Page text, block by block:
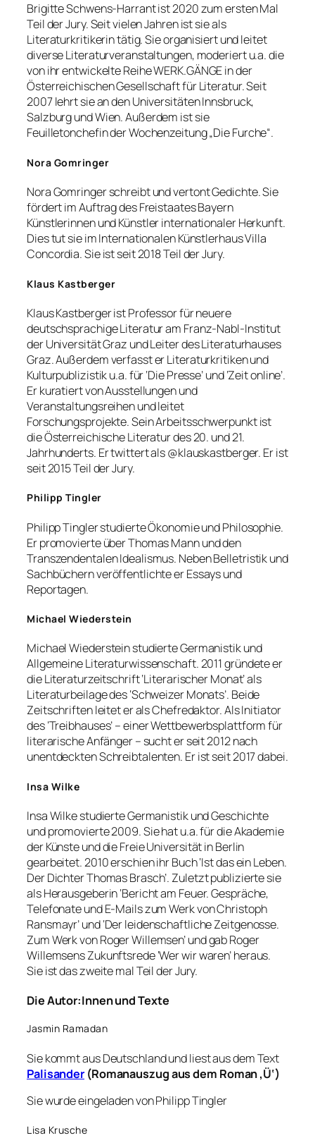
Brigitte Schwens-Harrant ist 2020 zum ersten Mal
Teil der Jury. Seit vielen Jahren ist sie als
Literaturkritikerin tätig. Sie organisiert und leitet
diverse Literaturveranstaltungen, moderiert u.a. die
von ihr entwickelte Reihe WERK.GÄNGE in der
Österreichischen Gesellschaft für Literatur. Seit
2007 lehrt sie an den Universitäten Innsbruck,
Salzburg und Wien. Außerdem ist sie
Feuilletonchefin der Wochenzeitung „Die Furche“.
Nora Gomringer
Nora Gomringer schreibt und vertont Gedichte. Sie
fördert im Auftrag des Freistaates Bayern
Künstlerinnen und Künstler internationaler Herkunft.
Dies tut sie im Internationalen Künstlerhaus Villa
Concordia. Sie ist seit 2018 Teil der Jury.
Klaus Kastberger
Klaus Kastberger ist Professor für neuere
deutschsprachige Literatur am Franz-Nabl-Institut
der Universität Graz und Leiter des Literaturhauses
Graz. Außerdem verfasst er Literaturkritiken und
Kulturpublizistik u.a. für ‘Die Presse’ und ‘Zeit online’.
Er kuratiert von Ausstellungen und
Veranstaltungsreihen und leitet
Forschungsprojekte. Sein Arbeitsschwerpunkt ist
die Österreichische Literatur des 20. und 21.
Jahrhunderts. Er twittert als @klauskastberger. Er ist
seit 2015 Teil der Jury.
Philipp Tingler
Philipp Tingler studierte Ökonomie und Philosophie.
Er promovierte über Thomas Mann und den
Transzendentalen Idealismus. Neben Belletristik und
Sachbüchern veröffentlichte er Essays und
Reportagen.
Michael Wiederstein
Michael Wiederstein studierte Germanistik und
Allgemeine Literaturwissenschaft. 2011 gründete er
die Literaturzeitschrift ‘Literarischer Monat’ als
Literaturbeilage des ‘Schweizer Monats’. Beide
Zeitschriften leitet er als Chefredaktor. Als Initiator
des ‘Treibhauses’ – einer Wettbewerbsplattform für
literarische Anfänger – sucht er seit 2012 nach
unentdeckten Schreibtalenten. Er ist seit 2017 dabei.
Insa Wilke
Insa Wilke studierte Germanistik und Geschichte
und promovierte 2009. Sie hat u.a. für die Akademie
der Künste und die Freie Universität in Berlin
gearbeitet. 2010 erschien ihr Buch ‘Ist das ein Leben.
Der Dichter Thomas Brasch’. Zuletzt publizierte sie
als Herausgeberin ‘Bericht am Feuer. Gespräche,
Telefonate und E-Mails zum Werk von Christoph
Ransmayr’ und ‘Der leidenschaftliche Zeitgenosse.
Zum Werk von Roger Willemsen’ und gab Roger
Willemsens Zukunftsrede ‘Wer wir waren’ heraus.
Sie ist das zweite mal Teil der Jury.
Die Autor:Innen und Texte
Jasmin Ramadan
Sie kommt aus Deutschland und liest aus dem Text
Palisander (Romanauszug aus dem Roman ‚Ü‘)
Sie wurde eingeladen von Philipp Tingler
Lisa Krusche